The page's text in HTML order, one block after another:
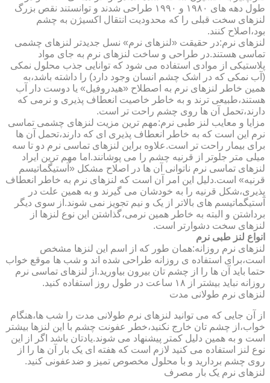
طول دهه های ۱۹۸۰ و ۱۹۹۰ طراحی شدند و توانستند نقص بزرگ
لنزهای سخت قبلی را که محدودیت انتقال اکسیژن به چشم
بود،اصلاح کنند.
لنزهای نرم:در حقیقت «لنزهای نرم» نسل جدیدتر لنزهای چشمی
تماسی هستند.در طراحی و ساخت لنزهای نرم به جای مواد
پلاستیکی از موادی استفاده می شود که توانایی جذب محلول نمکی
(آب نمکی که در اشک چشم انسان وجود دارد) را داشته باشد،به
همین خاطر لنزهای نرم به اصطلاح «هیدروفیل» یا دوست دار آب
هستند،طبیعی ترند و به خاطر خاصیت انعطاف پذیری و نرمی که
دارند،تحمل آن ها روی چشم راحت تر است.
مزایا و معایب لنز طبی نرم:مهم ترین مزیت لنزهای چشمی تماسی
نرم این است که به خاطر انعطاف پذیری ای که دارند،تحمل آن ها
برای بیمار راحت تر است.علاوه براین لنزهای تماسی نرم دو تا سه
میلی متر جلوتر از قرنیه چشم را می پوشانند.اما مهم ترین ایراد
لنزهای تماسی نرم ناتوانی آن ها در اصلاح مشکل «آستیگماتیسم
قرنیه» است.دلیل این امر آن است که لنزهای نرم به خاطر انعطاف
پذیری،شکل قرنیه را به خودشان می گیرند و به همین علت در
آستیگماتیسم های بالاتر از یک و نیم تجویز نمی شوند.از سوی دیگر
برداشتن و البته به خاطر همین نرمی،گذاشتن این نوع لنزها از
لنزهای سخت دشوارتر است.
انواع لنز طبی نرم
لنزهای نرم روزانه:همان طور که از اسم این لنزها مشخص
است،برای استفاده ی روزانه طراحی شده اند و شب ها موقع خواب
حتما باید آن ها را از چشم تان بیرون بیاورید.از لنزهای تماسی نرم
روزانه نباید بیشتر از ۱۸ ساعت در طول روز استفاده کنید.
لنزهای نرم طولانی مدت
از آن جایی که می توانید لنزهای نرم طولانی مدت را شب ها،هنگام
خواب،از چشم تان خارج نکنید،خطر عفونت چشم با این لنزها بیشتر
است و به همین دلیل کمتر پیشنهاد می شوند.یادتان باشد اگر از این
نوع لنز استفاده می کنید لازم است که هفته ای یک بار آن ها را از
روی چشم بردارید و با محلول مخصوص تمیز و ضدعفونی کنید.
لنزهای نرم یک بار مصرف